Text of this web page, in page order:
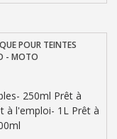
commande
Métropolitaine
parrainage
réduction
POUR TEINTES
- MOTO
250ml Prêt à
à l'emploi- 1L Prêt à